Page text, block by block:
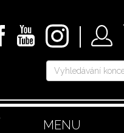
MENU